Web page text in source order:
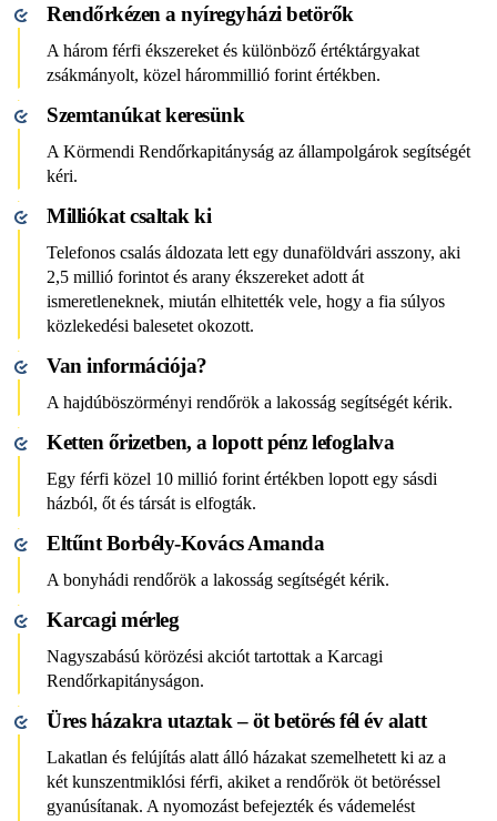
Rendőrkézen a nyíregyházi betörők
A három férfi ékszereket és különböző értéktárgyakat
zsákmányolt, közel hárommillió forint értékben.
Szemtanúkat keresünk
A Körmendi Rendőrkapitányság az állampolgárok segítségét
kéri.
Milliókat csaltak ki
Telefonos csalás áldozata lett egy dunaföldvári asszony, aki
2,5 millió forintot és arany ékszereket adott át
ismeretleneknek, miután elhitették vele, hogy a fia súlyos
közlekedési balesetet okozott.
Van információja?
A hajdúböszörményi rendőrök a lakosság segítségét kérik.
Ketten őrizetben, a lopott pénz lefoglalva
Egy férfi közel 10 millió forint értékben lopott egy sásdi
házból, őt és társát is elfogták.
Eltűnt Borbély-Kovács Amanda
A bonyhádi rendőrök a lakosság segítségét kérik.
Karcagi mérleg
Nagyszabású körözési akciót tartottak a Karcagi
Rendőrkapitányságon.
Üres házakra utaztak – öt betörés fél év alatt
Lakatlan és felújítás alatt álló házakat szemelhetett ki az a
két kunszentmiklósi férfi, akiket a rendőrök öt betöréssel
gyanúsítanak. A nyomozást befejezték és vádemelést